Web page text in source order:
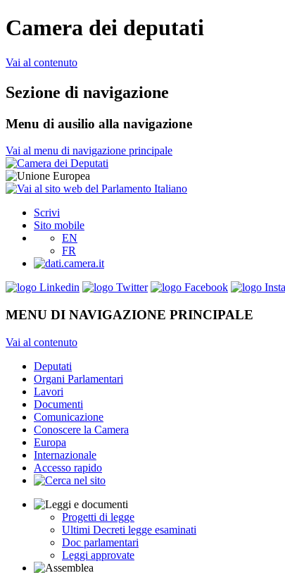
Camera dei deputati
Vai al contenuto
Sezione di navigazione
Menu di ausilio alla navigazione
Vai al menu di navigazione principale
Scrivi
Sito mobile
EN
FR
MENU DI NAVIGAZIONE PRINCIPALE
Vai al contenuto
Deputati
Organi Parlamentari
Lavori
Documenti
Comunicazione
Conoscere la Camera
Europa
Internazionale
Accesso rapido
Progetti di legge
Ultimi Decreti legge esaminati
Doc parlamentari
Leggi approvate